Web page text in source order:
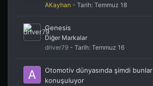
AKayhan - Tarih: Temmuz 18
Genesis
Diğer Markalar
driver79 - Tarih: Temmuz 16
Otomotiv dünyasında şimdi bunlar
konuşuluyor